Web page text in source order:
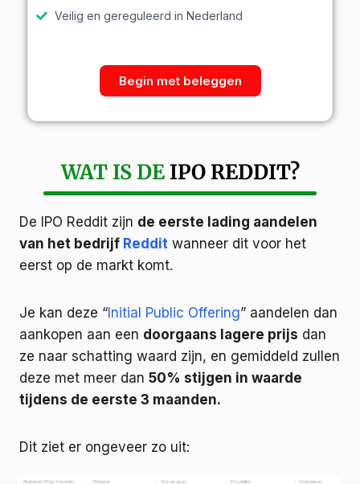
Veilig en gereguleerd in Nederland
Begin met beleggen
WAT IS DE IPO REDDIT?
De IPO Reddit zijn de eerste lading aandelen
van het bedrijf Reddit wanneer dit voor het
eerst op de markt komt.
Je kan deze “ Initial Public Offering” aandelen dan
aankopen aan een doorgaans lagere prijs dan
ze naar schatting waard zijn, en gemiddeld zullen
deze met meer dan 50% stijgen in waarde
tijdens de eerste 3 maanden.
Dit ziet er ongeveer zo uit: